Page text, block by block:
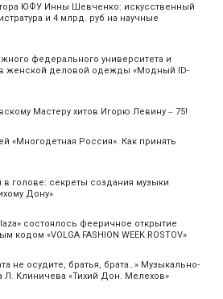
ЮФУ Инны Шевченко: искусственный
и 4 млрд. руб на научные
федерального университета и
женской деловой одежды «Модный ID-
Мастеру хитов Игорю Левину ‒ 75!
«Многодетная Россия». Как принять
в голове: секреты создания музыки
Дону»
состоялось фееричное открытие
«VOLGA FASHION WEEK ROSTOV»
не осудите, братья, брата…» Музыкально-
Л. Клиничева «Тихий Дон. Мелехов»